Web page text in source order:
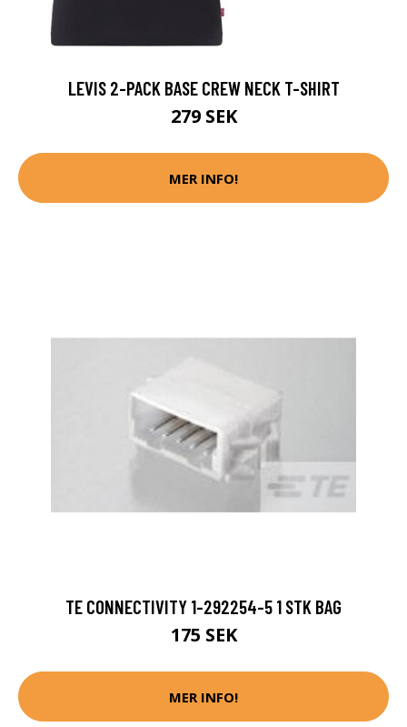
LEVIS 2-PACK BASE CREW NECK T-SHIRT
279 SEK
MER INFO!
TE CONNECTIVITY 1-292254-5 1 STK BAG
175 SEK
MER INFO!